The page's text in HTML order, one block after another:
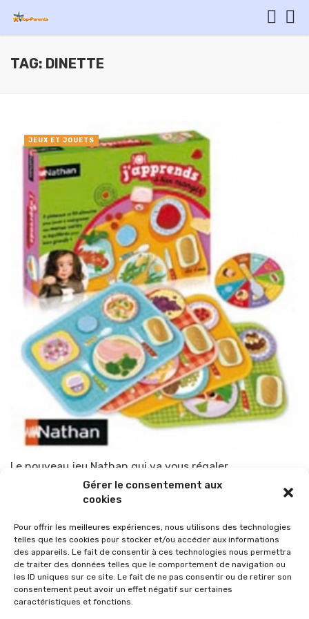
Gérer le consentement aux
cookies
Pour offrir les meilleures expériences, nous utilisons des technologies
telles que les cookies pour stocker et/ou accéder aux informations
des appareils. Le fait de consentir à ces technologies nous permettra
de traiter des données telles que le comportement de navigation ou
les ID uniques sur ce site. Le fait de ne pas consentir ou de retirer son
consentement peut avoir un effet négatif sur certaines
caractéristiques et fonctions.
TAG: DINETTE
Le nouveau jeu Nathan qui va vous régaler
TOP-PARENTS 26 mai 2010
JEUX ET JOUETS